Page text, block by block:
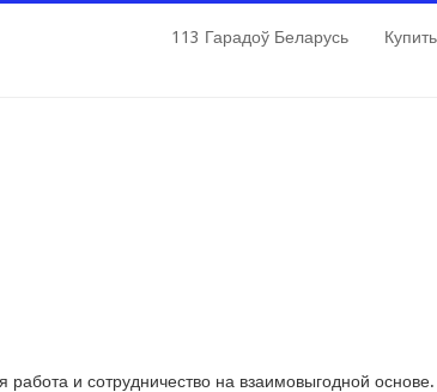
113 Гарадоў Беларусь Купить
и сотрудничество на взаимовыгодной основе.